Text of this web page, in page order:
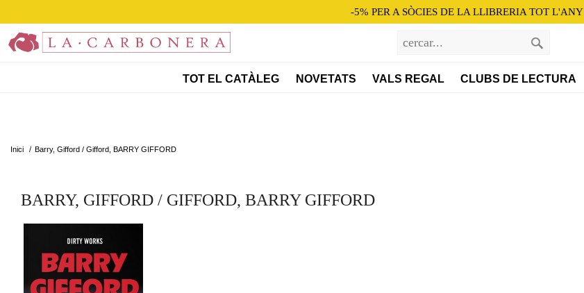
-5% PER A SÒCIES DE LA LLIBRERIA TOT L'ANY
TOT EL CATÀLEG NOVETATS VALS REGAL CLUBS DE LECTURA
Inici / Barry, Gifford / Gifford, BARRY GIFFORD
BARRY, GIFFORD / GIFFORD, BARRY GIFFORD